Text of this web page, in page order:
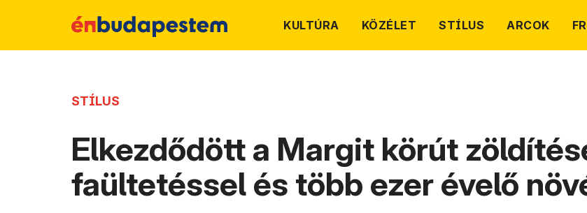
KULTÚRA KÖZÉLET STÍLUS ARCOK
STÍLUS
Elkezdődött a Margit körút
faültetéssel és több ezer évelő